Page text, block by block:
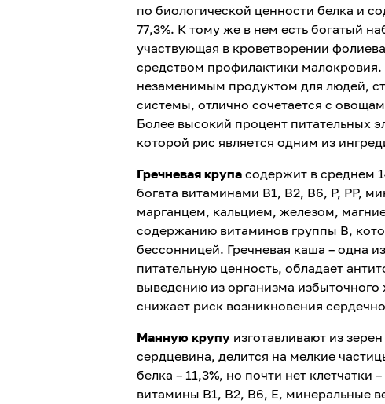
по биологической ценности белка и
77,3%. К тому же в нем есть богатый
участвующая в кроветворении
средством профилактики малокровия.
незаменимым продуктом для людей,
системы, отлично сочетается с
Более высокий процент питательных
которой рис является одним из
Гречневая крупасодержит в среднем
богата витаминами В1, В2, В6, Р, РР,
марганцем, кальцием, железом,
содержанию витаминов группы В,
бессонницей. Гречневая каша – одна
питательную ценность, обладает
выведению из организма
снижает риск возникновения
Манную крупуизготавливают из
сердцевина, делится на мелкие
белка – 11,3%, но почти нет
витамины В1, В2, В6, Е, минеральные